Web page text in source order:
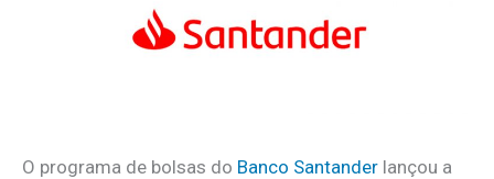
O programa de bolsas do Banco Santander lançou a